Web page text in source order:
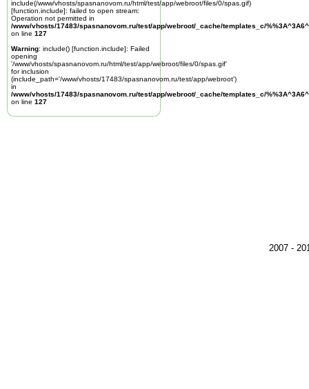
include(/www/vhosts/spasnanovom.ru/html/test/app/webroot/files/0/spas.gif)
[function.include]: failed to open stream:
Operation not permitted in
/www/vhosts/17483/spasnanovom.ru/test/app/webroot/_cache/templates_c/
on line 127
Warning: include() [function.include]: Failed
opening
'/www/vhosts/spasnanovom.ru/html/test/app/webroot/files/0/spas.gif'
for inclusion
(include_path='/www/vhosts/17483/spasnanovom.ru/test/app/webroot')
in
/www/vhosts/17483/spasnanovom.ru/test/app/webroot/_cache/templates_c/
on line 127
2007 -